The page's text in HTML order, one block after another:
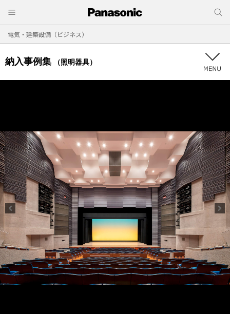
電気・建築設備（ビジネス）
納入事例集 （照明器具）